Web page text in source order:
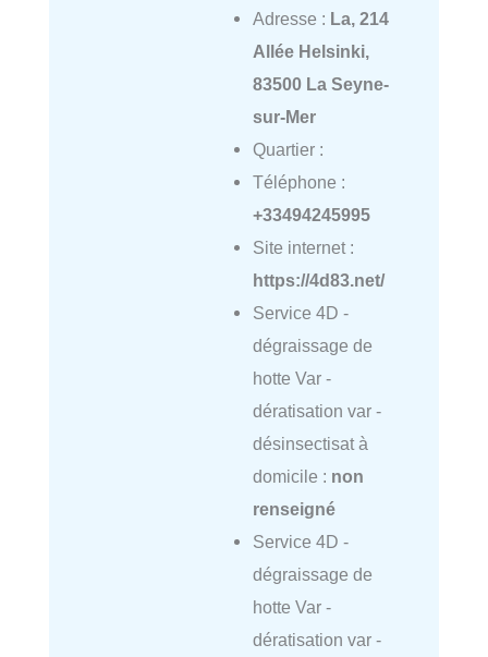
Adresse : La, 214
Allée Helsinki,
83500 La Seyne-
sur-Mer
Quartier :
Téléphone :
+33494245995
Site internet :
https://4d83.net/
Service 4D -
dégraissage de
hotte Var -
dératisation var -
désinsectisat à
domicile : non
renseigné
Service 4D -
dégraissage de
hotte Var -
dératisation var -